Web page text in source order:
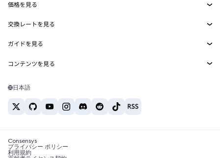
MetaMask Connect
Snaps
Web3サービス
セキュリティ
サポート
キャリア
お問い合わせ
価格を見る
イーサリアムの価格
Solanaの価格
Tetherの価格
交換レートを見る
ETH→USD
USDT→INR
BTC→INR
ETH→USDT
ガイドを見る
ETHの購入
USDTの購入
SHIBの購入
BNBの購入
コンテンツを見る
Solanaウォレット
税制関連ニュース
日本語
Consensys
プライバシー ポリシー
利用規約